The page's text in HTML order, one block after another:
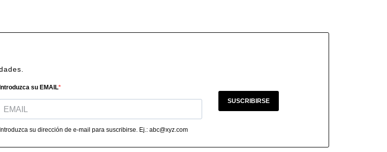
Introduzca su EMAIL
Introduzca su dirección de e-mail para suscribirse. Ej.: abc@xyz.com
SUSCRIBIRSE